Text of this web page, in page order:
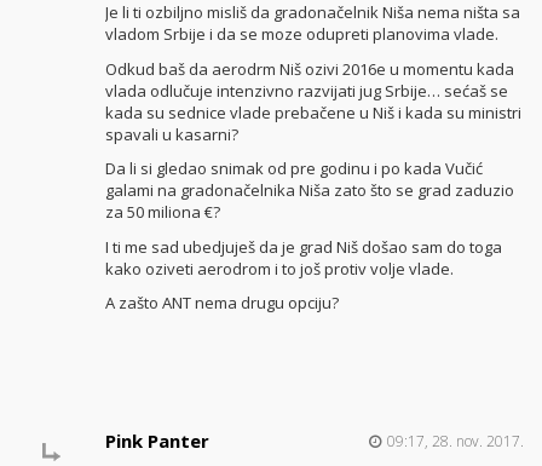
Je li ti ozbiljno misliš da gradonačelnik Niša nema ništa sa
vladom Srbije i da se moze odupreti planovima vlade.
Odkud baš da aerodrm Niš ozivi 2016e u momentu kada
vlada odlučuje intenzivno razvijati jug Srbije… sećaš se
kada su sednice vlade prebačene u Niš i kada su ministri
spavali u kasarni?
Da li si gledao snimak od pre godinu i po kada Vučić
galami na gradonačelnika Niša zato što se grad zaduzio
za 50 miliona €?
I ti me sad ubedjuješ da je grad Niš došao sam do toga
kako oziveti aerodrom i to još protiv volje vlade.
A zašto ANT nema drugu opciju?
Pink Panter 09:17, 28. nov. 2017.